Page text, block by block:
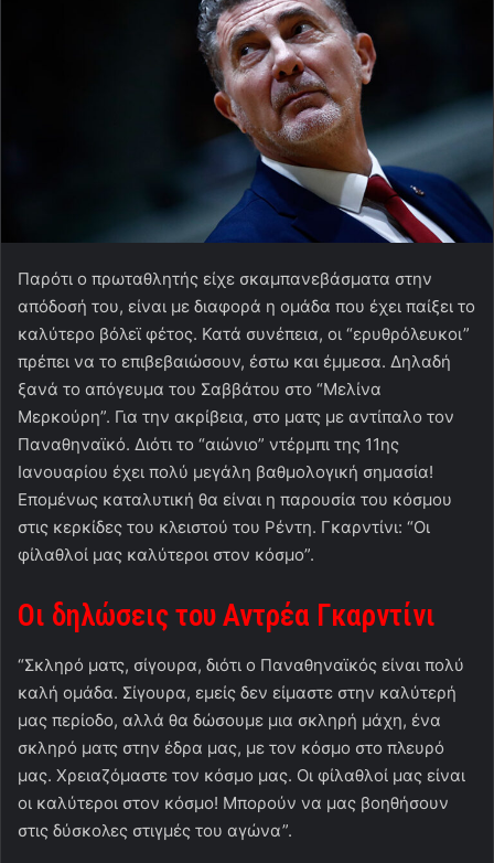
Παρότι ο πρωταθλητής είχε σκαμπανεβάσματα στην
απόδοσή του, είναι με διαφορά η ομάδα που έχει παίξει το
καλύτερο βόλεϊ φέτος. Κατά συνέπεια, οι “ερυθρόλευκοι”
πρέπει να το επιβεβαιώσουν, έστω και έμμεσα. Δηλαδή
ξανά το απόγευμα του Σαββάτου στο “Μελίνα
Μερκούρη”. Για την ακρίβεια, στο ματς με αντίπαλο τον
Παναθηναϊκό. Διότι το “αιώνιο” ντέρμπι της 11ης
Ιανουαρίου έχει πολύ μεγάλη βαθμολογική σημασία!
Επομένως καταλυτική θα είναι η παρουσία του κόσμου
στις κερκίδες του κλειστού του Ρέντη. Γκαρντίνι: “Οι
φίλαθλοί μας καλύτεροι στον κόσμο”.
Οι δηλώσεις του Αντρέα Γκαρντίνι
“Σκληρό ματς, σίγουρα, διότι ο Παναθηναϊκός είναι πολύ
καλή ομάδα. Σίγουρα, εμείς δεν είμαστε στην καλύτερή
μας περίοδο, αλλά θα δώσουμε μια σκληρή μάχη, ένα
σκληρό ματς στην έδρα μας, με τον κόσμο στο πλευρό
μας. Χρειαζόμαστε τον κόσμο μας. Οι φίλαθλοί μας είναι
οι καλύτεροι στον κόσμο! Μπορούν να μας βοηθήσουν
στις δύσκολες στιγμές του αγώνα”.